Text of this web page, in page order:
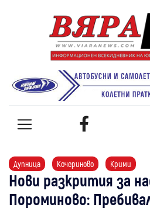
Дупница Кочериново Крими
Нови разкрития за
Пороминово: